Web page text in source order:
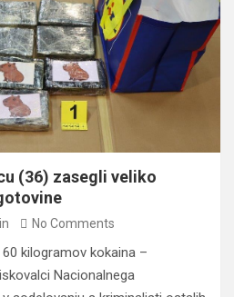
(36) zasegli veliko
No Comments
kilogramov kokaina –
Nacionalnega